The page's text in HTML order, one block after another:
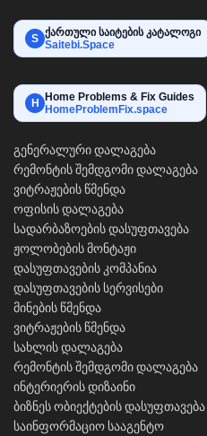
S ქართული საიტების კატალოგი
Saitebi.Space
H Home Problems & Fix Guides
HomeProblemFix.space
გენერალური დალაგება
რემონტის შემდგომი დალაგება
ვიტრაჟების წმენდა
ოფისის დალაგება
სადარბაზოების დასუფთავება
ჟოლობების მონტაჟი
დასუფთავების კომპანია
დასუფთავების სერვისები
მინების წმენდა
ვიტრაჟების წმენდა
სახლის დალაგება
რემონტის შემდგომი დალაგება
ინტერიერის დიზაინი
ბიზნეს ობიექტების დასუფთავება
საინფორმაციო სააგენტო